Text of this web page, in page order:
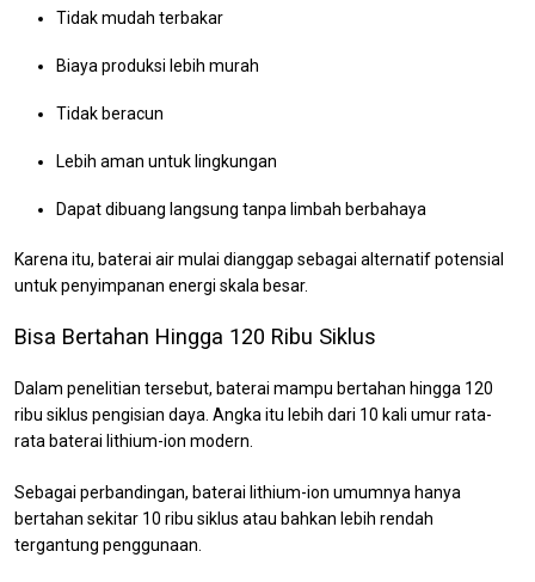
Tidak mudah terbakar
Biaya produksi lebih murah
Tidak beracun
Lebih aman untuk lingkungan
Dapat dibuang langsung tanpa limbah berbahaya
Karena itu, baterai air mulai dianggap sebagai alternatif potensial
untuk penyimpanan energi skala besar.
Bisa Bertahan Hingga 120 Ribu Siklus
Dalam penelitian tersebut, baterai mampu bertahan hingga 120
ribu siklus pengisian daya. Angka itu lebih dari 10 kali umur rata-
rata baterai lithium-ion modern.
Sebagai perbandingan, baterai lithium-ion umumnya hanya
bertahan sekitar 10 ribu siklus atau bahkan lebih rendah
tergantung penggunaan.